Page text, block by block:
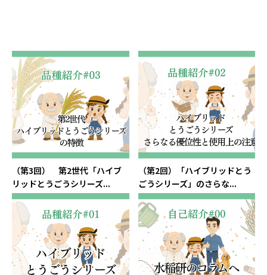
（第3回） 第2世代「ハイブ
リッドとうごうシリーズ...
（第2回）「ハイブリッドとう
ごうシリーズ」のさらな...